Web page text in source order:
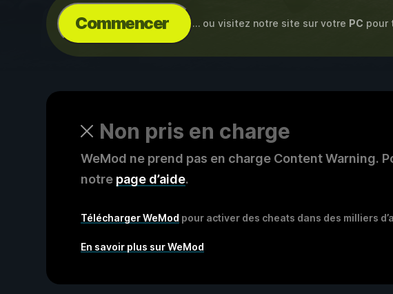
Commencer … ou visitez notre site sur votre PC pour
Non pris en charge
WeMod ne prend pas en charge Content Warning.
notre page d’aide.
Télécharger WeMod pour activer des cheats dans des milliers
En savoir plus sur WeMod